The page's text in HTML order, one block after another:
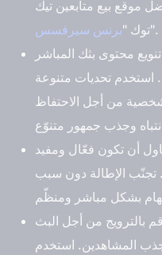
موقع بيع متابعين تيك
توك "برنس سيرفسس
".
محتوى بثك المباشر
استخدم تحديات متنوعة
من أجل الاحتفاظ
أن تكون فعّال ومفيد
تجنّب الإطالة دون سبب
بالترويج من أجل البث
المشاهدين. استخدم